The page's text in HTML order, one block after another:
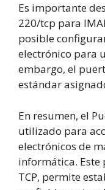
Es importante
220/tcp para
posible
electrónico para
embargo, el
estándar
En resumen, el
utilizado para
electrónicos de
informática.
TCP, permite